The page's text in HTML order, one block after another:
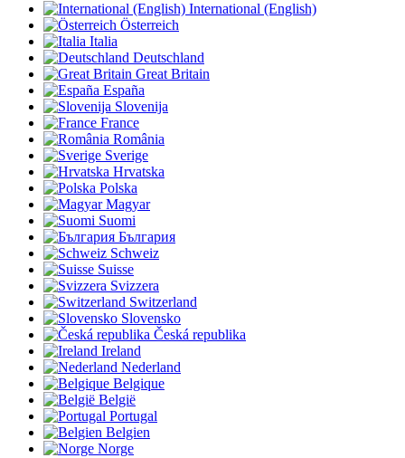
International (English)
Österreich
Italia
Deutschland
Great Britain
España
Slovenija
France
România
Sverige
Hrvatska
Polska
Magyar
Suomi
България
Schweiz
Suisse
Svizzera
Switzerland
Slovensko
Česká republika
Ireland
Nederland
Belgique
België
Portugal
Belgien
Norge